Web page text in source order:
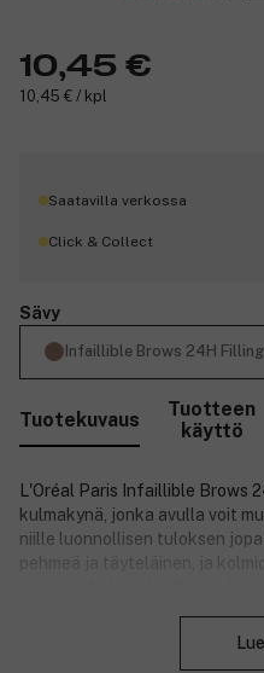
10,45 €
10,45 € / kpl
Saatavilla verkossa
Click & Collect
Sävy
Infaillible Brows 24H
Tuotekuvaus
Tuotteen
käyttö
L'Oréal Paris Infaillible Brows
kulmakynä, jonka avulla voit
niille luonnollisen tuloksen
pehmeä ja täyteläinen, ja
muotoilua varten.